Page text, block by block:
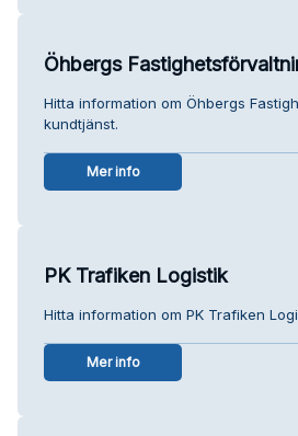
Öhbergs
Hitta information om Öhbergs
kundtjänst.
Mer info
PK Trafiken Logistik
Hitta information om PK Trafiken
Mer info